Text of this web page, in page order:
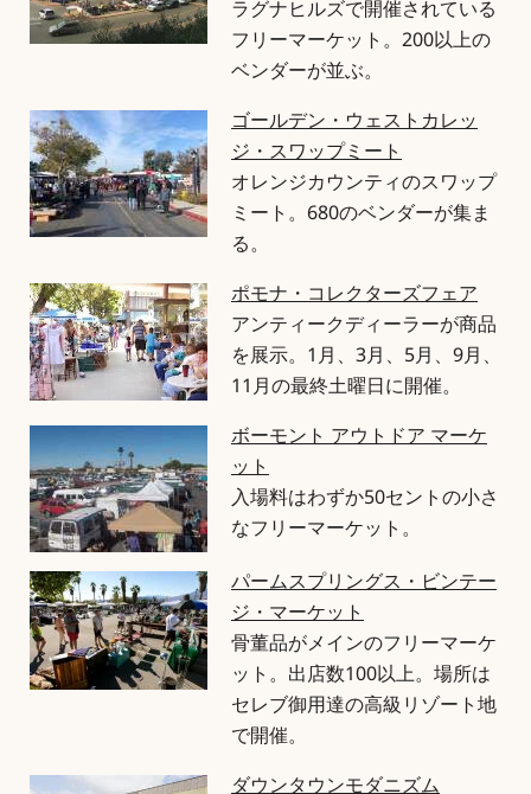
ラグナヒルズで開催されている
フリーマーケット。200以上の
ベンダーが並ぶ。
ゴールデン・ウェストカレッ
ジ・スワップミート
オレンジカウンティのスワップ
ミート。680のベンダーが集ま
る。
ポモナ・コレクターズフェア
アンティークディーラーが商品
を展示。1月、3月、5月、9月、
11月の最終土曜日に開催。
ボーモント アウトドア マーケ
ット
入場料はわずか50セントの小さ
なフリーマーケット。
パームスプリングス・ビンテー
ジ・マーケット
骨董品がメインのフリーマーケ
ット。出店数100以上。場所は
セレブ御用達の高級リゾート地
で開催。